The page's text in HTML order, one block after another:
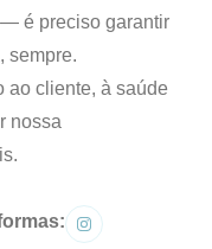
é preciso garantir
sempre.
ao cliente, à saúde
nossa